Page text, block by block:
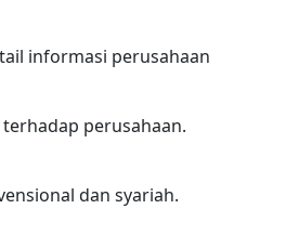
informasi perusahaan
perusahaan.
dan syariah.